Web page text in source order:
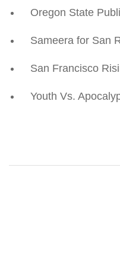
Oregon State
Sameera for San
San Francisco
Youth Vs.